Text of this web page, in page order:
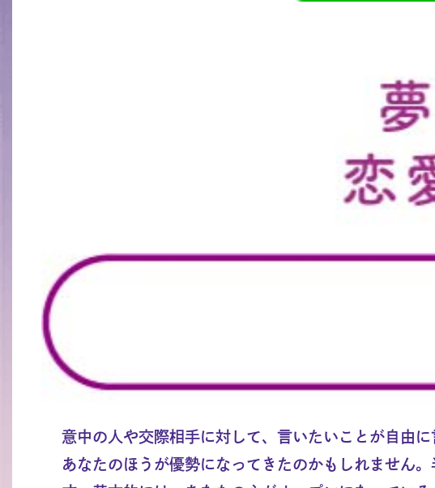
意中の人や交際相手に対して、言いたいことが自由
あなたのほうが優勢になってきたのかもしれません